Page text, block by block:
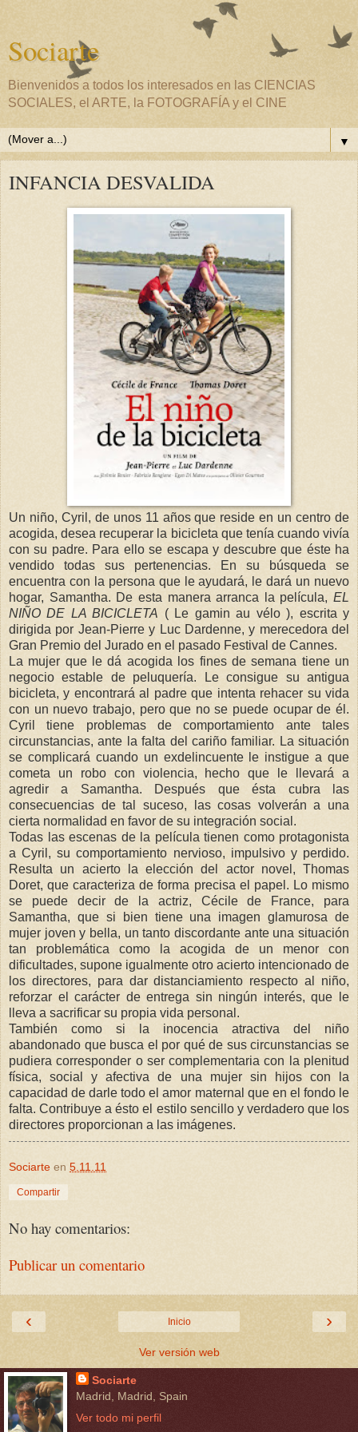
Sociarte
Bienvenidos a todos los interesados en las CIENCIAS
SOCIALES, el ARTE, la FOTOGRAFÍA y el CINE
▼
INFANCIA DESVALIDA
Un niño, Cyril, de unos 11 años que reside en un centro de
acogida, desea recuperar la bicicleta que tenía cuando vivía
con su padre. Para ello se escapa y descubre que éste ha
vendido todas sus pertenencias. En su búsqueda se
encuentra con la persona que le ayudará, le dará un nuevo
hogar, Samantha. De esta manera arranca la película, EL
NIÑO DE LA BICICLETA ( Le gamin au vélo ), escrita y
dirigida por Jean-Pierre y Luc Dardenne, y merecedora del
Gran Premio del Jurado en el pasado Festival de Cannes.
La mujer que le dá acogida los fines de semana tiene un
negocio estable de peluquería. Le consigue su antigua
bicicleta, y encontrará al padre que intenta rehacer su vida
con un nuevo trabajo, pero que no se puede ocupar de él.
Cyril tiene problemas de comportamiento ante tales
circunstancias, ante la falta del cariño familiar. La situación
se complicará cuando un exdelincuente le instigue a que
cometa un robo con violencia, hecho que le llevará a
agredir a Samantha. Después que ésta cubra las
consecuencias de tal suceso, las cosas volverán a una
cierta normalidad en favor de su integración social.
Todas las escenas de la película tienen como protagonista
a Cyril, su comportamiento nervioso, impulsivo y perdido.
Resulta un acierto la elección del actor novel, Thomas
Doret, que caracteriza de forma precisa el papel. Lo mismo
se puede decir de la actriz, Cécile de France, para
Samantha, que si bien tiene una imagen glamurosa de
mujer joven y bella, un tanto discordante ante una situación
tan problemática como la acogida de un menor con
dificultades, supone igualmente otro acierto intencionado de
los directores, para dar distanciamiento respecto al niño,
reforzar el carácter de entrega sin ningún interés, que le
lleva a sacrificar su propia vida personal.
También como si la inocencia atractiva del niño
abandonado que busca el por qué de sus circunstancias se
pudiera corresponder o ser complementaria con la plenitud
física, social y afectiva de una mujer sin hijos con la
capacidad de darle todo el amor maternal que en el fondo le
falta. Contribuye a ésto el estilo sencillo y verdadero que los
directores proporcionan a las imágenes.
Sociarte en 5.11.11
Compartir
No hay comentarios:
Publicar un comentario
‹ ›
Inicio
Ver versión web
Sociarte
Madrid, Madrid, Spain
Ver todo mi perfil